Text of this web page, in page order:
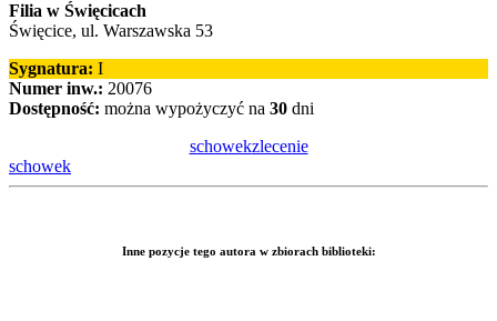
Filia w Święcicach
Święcice, ul. Warszawska 53
Sygnatura: I
Numer inw.: 20076
Dostępność: można wypożyczyć na 30 dni
schowekzlecenie
schowek
Inne pozycje tego autora w zbiorach biblioteki: